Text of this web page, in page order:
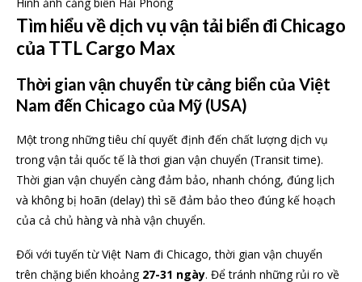
Tìm hiểu về dịch vụ vận tải biển đi Chicago
của TTL Cargo Max
Thời gian vận chuyển từ cảng biển của Việt
Nam đến Chicago của Mỹ (USA)
Một trong những tiêu chí quyết định đến chất lượng dịch vụ
trong vận tải quốc tế là thơi gian vận chuyển (Transit time).
Thời gian vận chuyển càng đảm bảo, nhanh chóng, đúng lịch
và không bị hoãn (delay) thì sẽ đảm bảo theo đúng kế hoạch
của cả chủ hàng và nhà vận chuyển.
Đối với tuyến từ Việt Nam đi Chicago, thời gian vận chuyển
trên chặng biển khoảng 27-31 ngày. Để tránh những rủi ro về